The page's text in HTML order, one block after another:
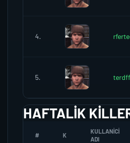
4.
5.
HAFTALIK
# K
KULLANICI
ADI